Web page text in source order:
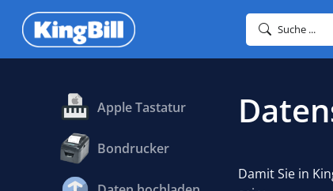
Suche ...
Apple Tastatur
Bondrucker
Damit Sie in